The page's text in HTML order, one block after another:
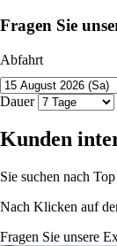
Fragen Sie
Abfahrt
Dauer
Kunden
Sie suchen nach
Nach Klicken auf
Fragen Sie unsere